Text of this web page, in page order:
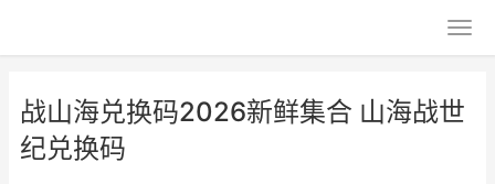
战山海兑换码2026新鲜集合 山海战世
纪兑换码